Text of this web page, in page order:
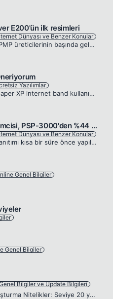
E200'ün ilk resimleri
Dünyası ve Benzer Konular
Dünyanın en ünlü DAP-PMP üreticilerinin başında gelen iRiver'ın E serisinin yeni üyesi hakkında yeni bilgiler gelmeye devam ediyor.iRiver Fans sitesine göre 9.9mm kalınlığa sahip olan E200 resimlerde...
Yazılımlar
Kendi önerim. Traffic Shaper XP internet band kullanımınızı kontrolünüz altında tutmaya yarayan ücretsiz bir yazılım. Traffic Shaper XP, Windows 2000, XP ve 2003 Server üzerinde çalışan ve band geniş...
Sony PSP Go'nun işlemcisi, PSP-3000'den %44 daha hızlı
Dünyası ve Benzer Konular
Sony tarafından resmi tanıtımı kısa bir süre önce yapılan yeni oyun konsolu PSP Go'nun, satışı devam eden ve PSP Go öncesinde serinin en güncel modeli olan PSP-3000'den daha hızlı olduğu söyleniyordu...
Genel Bilgiler
Genel Bilgiler
Bilgiler ve Update Bilgileri
Temel Sistem Lonca oluşturma Nitelikler: Seviye 20 ya da üzerinde olan oyuncu Fiyat: 500.000 altın Lonca Organizasyonu Lonca, bir Lonca Efendisiyle başlar ve sonra daha büyük sayıda lonca üyesi alaca...